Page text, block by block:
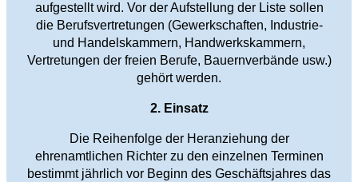
aufgestellt wird. Vor der Aufstellung der Liste sollen
die Berufsvertretungen (Gewerkschaften, Industrie-
und Handelskammern, Handwerkskammern,
Vertretungen der freien Berufe, Bauernverbände usw.)
gehört werden.
2. Einsatz
Die Reihenfolge der Heranziehung der
ehrenamtlichen Richter zu den einzelnen Terminen
bestimmt jährlich vor Beginn des Geschäftsjahres das